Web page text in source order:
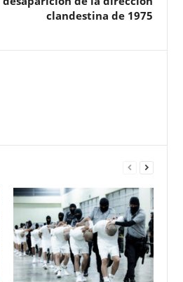
clandestina de 1975